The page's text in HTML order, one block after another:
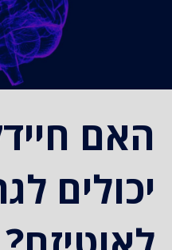
האם
יכולים